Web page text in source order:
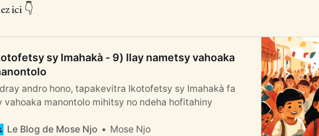
ici 👇
sy Imahakà - 9) Ilay nametsy vahoaka
andro hono, tapakevitra Ikotofetsy sy Imahakà fa
vahoaka manontolo mihitsy no ndeha hofitahiny
Le Blog de Mose Njo Mose Njo